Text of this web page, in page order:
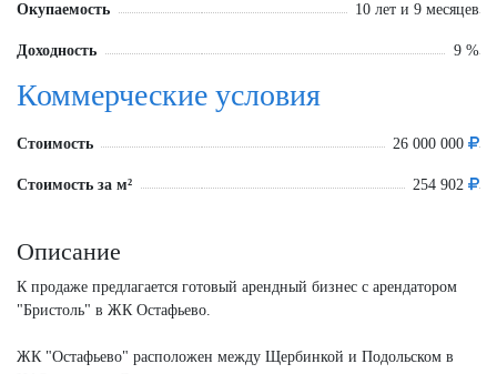
Окупаемость 10 лет и 9 месяцев
Доходность 9 %
Коммерческие условия
Стоимость 26 000 000
Стоимость за м² 254 902
Описание
К продаже предлагается готовый арендный бизнес с арендатором
"Бристоль" в ЖК Остафьево.
ЖК "Остафьево" расположен между Щербинкой и Подольском в